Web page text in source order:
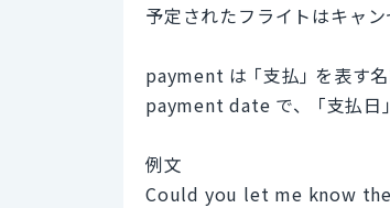
予定されたフライトはキャン
payment は ｢支払｣ を表す名
payment date で、 ｢支払日｣
例文
Could you let me know